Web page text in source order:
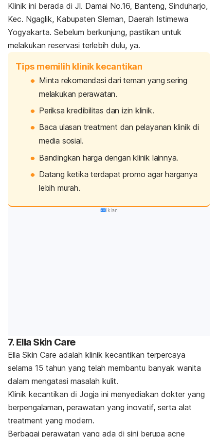
Klinik ini berada di Jl. Damai No.16, Banteng, Sinduharjo,
Kec. Ngaglik, Kabupaten Sleman, Daerah Istimewa
Yogyakarta. Sebelum berkunjung, pastikan untuk
melakukan reservasi terlebih dulu, ya.
Tips memilih klinik kecantikan
Minta rekomendasi dari teman yang sering
melakukan perawatan.
Periksa kredibilitas dan izin klinik.
Baca ulasan treatment dan pelayanan klinik di
media sosial.
Bandingkan harga dengan klinik lainnya.
Datang ketika terdapat promo agar harganya
lebih murah.
Iklan
7. Ella Skin Care
Ella Skin Care adalah klinik kecantikan terpercaya
selama 15 tahun yang telah membantu banyak wanita
dalam mengatasi masalah kulit.
Klinik kecantikan di Jogja ini menyediakan dokter yang
berpengalaman, perawatan yang inovatif, serta alat
treatment yang modern.
Berbagai perawatan yang ada di sini berupa acne